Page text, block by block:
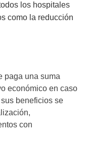
los hospitales
como la reducción
paga una suma
económico en caso
beneficios se
con